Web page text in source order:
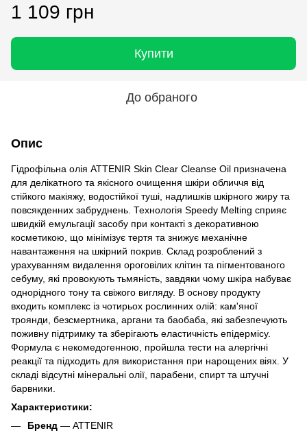
1 109 грн
Купити
До обраного
Опис
Гідрофільна олія ATTENIR Skin Clear Cleanse Oil призначена
для делікатного та якісного очищення шкіри обличчя від
стійкого макіяжу, водостійкої туші, надлишків шкірного жиру та
повсякденних забруднень. Технологія Speedy Melting сприяє
швидкій емульгації засобу при контакті з декоративною
косметикою, що мінімізує тертя та знижує механічне
навантаження на шкірний покрив. Склад розроблений з
урахуванням видалення ороговілих клітин та пігментованого
себуму, які провокують тьмяність, завдяки чому шкіра набуває
однорідного тону та свіжого вигляду. В основу продукту
входить комплекс із чотирьох рослинних олій: кам'яної
троянди, безсмертника, аргани та баобаба, які забезпечують
поживну підтримку та зберігають еластичність епідермісу.
Формула є некомедогенною, пройшла тести на алергічні
реакції та підходить для використання при нарощених віях. У
складі відсутні мінеральні олії, парабени, спирт та штучні
барвники.
Характеристики:
Бренд — ATTENIR